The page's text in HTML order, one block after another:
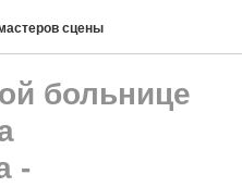
сцены
больнице
-